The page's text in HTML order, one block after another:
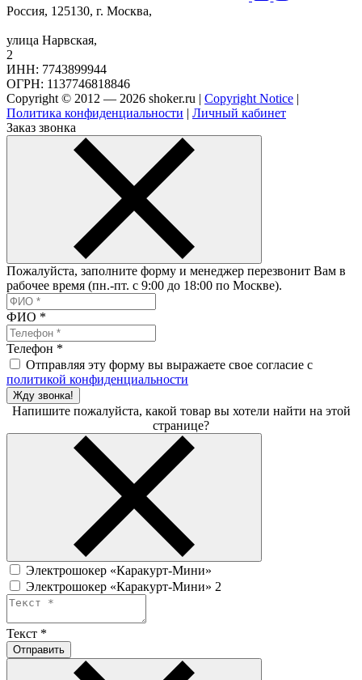
Россия, 125130, г. Москва,
улица Нарвская,
2
ИНН: 7743899944
ОГРН: 1137746818846
Copyright © 2012 — 2026 shoker.ru | Copyright Notice |
Политика конфиденциальности | Личный кабинет
Заказ звонка
Пожалуйста, заполните форму и менеджер перезвонит Вам в
рабочее время (пн.-пт. с 9:00 до 18:00 по Москве).
ФИО *
Телефон *
Отправляя эту форму вы выражаете свое согласие с
политикой конфиденциальности
Жду звонка!
Напишите пожалуйста, какой товар вы хотели найти на этой
странице?
Электрошокер «Каракурт-Мини»
Электрошокер «Каракурт-Мини» 2
Текст *
Отправить